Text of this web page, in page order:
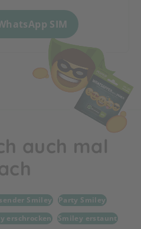
SIM
auch mal
Smiley Party Smiley
erschrocken Smiley erstaunt